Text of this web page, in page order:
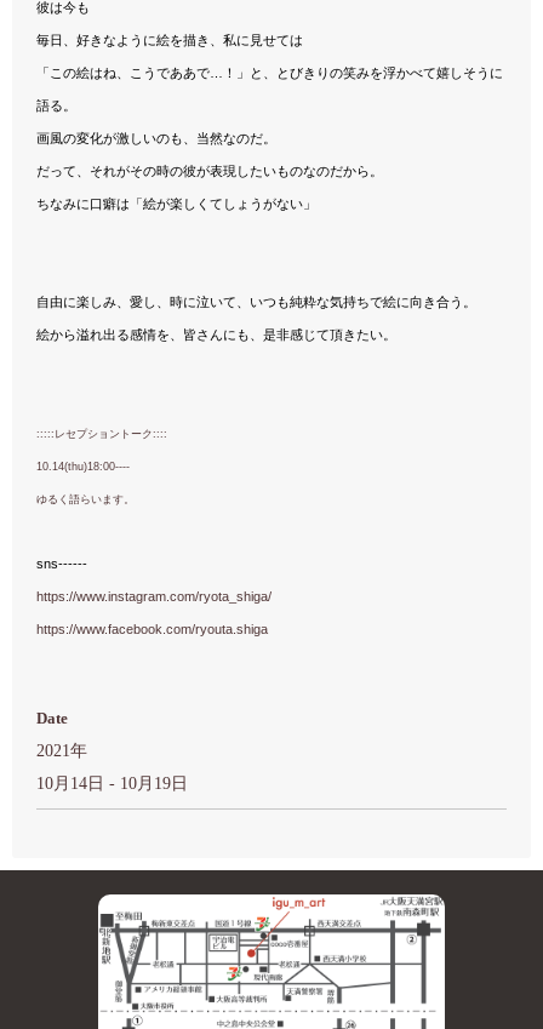
彼は今も
毎日、好きなように絵を描き、私に見せては
「この絵はね、こうでああで…！」と、とびきりの笑みを浮かべて嬉しそうに
語る。
画風の変化が激しいのも、当然なのだ。
だって、それがその時の彼が表現したいものなのだから。
ちなみに口癖は「絵が楽しくてしょうがない」
自由に楽しみ、愛し、時に泣いて、いつも純粋な気持ちで絵に向き合う。
絵から溢れ出る感情を、皆さんにも、是非感じて頂きたい。
:::::レセプショントーク::::
10.14(thu)18:00----
ゆるく語らいます。
sns------
https://www.instagram.com/ryota_shiga/
https://www.facebook.com/ryouta.shiga
Date
2021年
10月14日 - 10月19日